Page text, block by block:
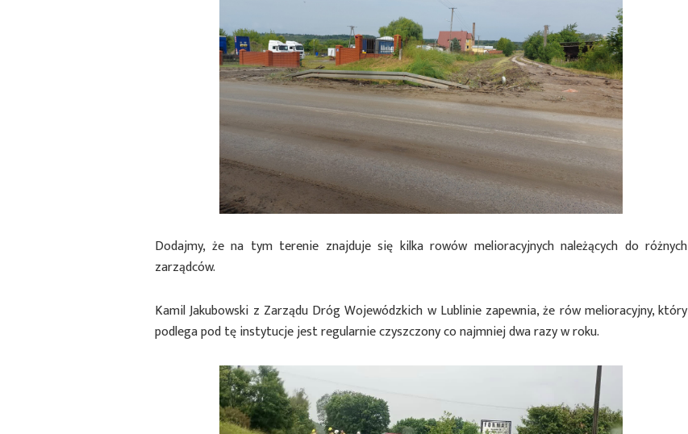
Dodajmy, że na tym terenie znajduje się kilka rowów melioracyjnych należących do różnych
zarządców.
Kamil Jakubowski z Zarządu Dróg Wojewódzkich w Lublinie zapewnia, że rów melioracyjny, który
podlega pod tę instytucje jest regularnie czyszczony co najmniej dwa razy w roku.